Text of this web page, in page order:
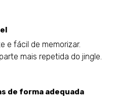
e fácil de memorizar.
mais repetida do jingle.
de forma adequada